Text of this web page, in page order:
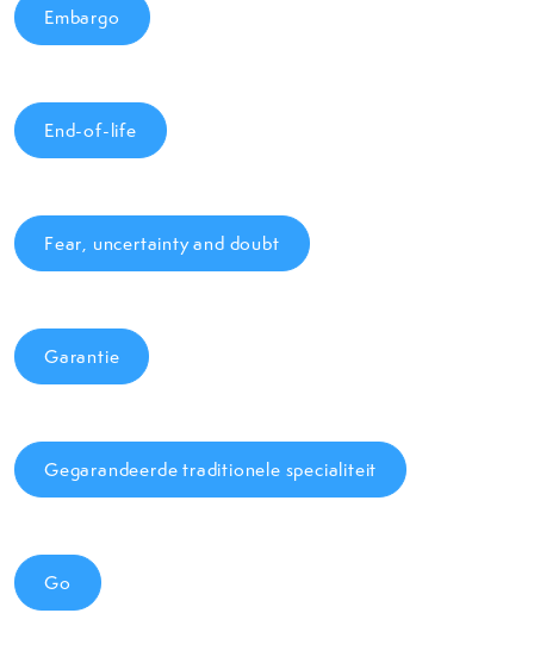
Embargo
End-of-life
Fear, uncertainty and doubt
Garantie
Gegarandeerde traditionele specialiteit
Go